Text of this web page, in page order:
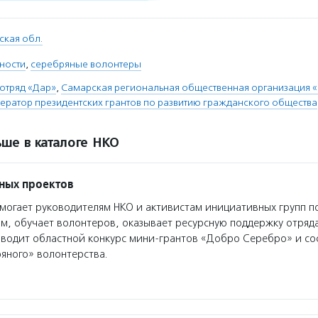
обл.
, серебряные волонтеры
«Дар», Самарская региональная общественная организация
президентских грантов по развитию гражданского общества
в каталоге НКО
проектов
руководителям НКО и активистам инициативных групп
обучает волонтеров, оказывает ресурсную поддержку
областной конкурс мини-грантов «Добро Серебро» и
волонтерства.